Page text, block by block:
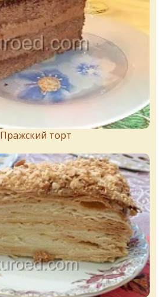
Пражский торт